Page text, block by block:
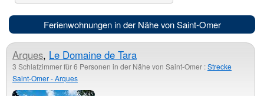
Ferienwohnungen in der Nähe von Saint-Omer
Arques, Le Domaine de Tara
3 Schlafzimmer für 6 Personen in der Nähe von Saint-Omer :Strecke
Saint-Omer - Arques